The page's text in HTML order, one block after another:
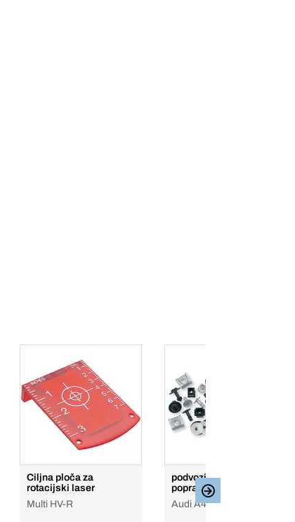
Ciljna ploča za
rotacijski laser
Multi HV-R
podvozje-set za
popravak
Audi A4/A6